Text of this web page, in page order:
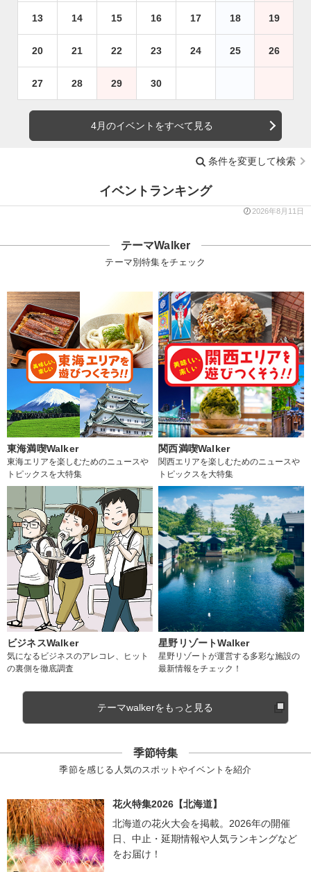
13 14 15 16 17 18 19
20 21 22 23 24 25 26
27 28 29 30
4月のイベントをすべて見る
条件を変更して検索
イベントランキング
2026年8月11日
テーマWalker
テーマ別特集をチェック
東海満喫Walker
東海エリアを楽しむためのニュースや
トピックスを大特集
関西満喫Walker
関西エリアを楽しむためのニュースや
トピックスを大特集
ビジネスWalker
気になるビジネスのアレコレ、ヒット
の裏側を徹底調査
星野リゾートWalker
星野リゾートが運営する多彩な施設の
最新情報をチェック！
テーマwalkerをもっと見る
季節特集
季節を感じる人気のスポットやイベントを紹介
花火特集2026【北海道】
北海道の花火大会を掲載。2026年の開催
日、中止・延期情報や人気ランキングなど
をお届け！